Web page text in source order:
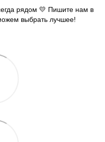
рядом 💛 Пишите нам в
выбрать лучшее!